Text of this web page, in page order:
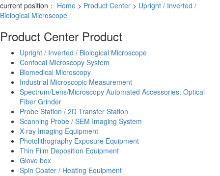
current position： Home > Product Center > Upright / Inverted /
Biological Microscope
Product Center Product
Upright / Inverted / Biological Microscope
Confocal Microscopy System
Biomedical Microscopy
Industrial Microscopic Measurement
Spectrum/Lens/Microscopy Automated Accessories: Optical
Fiber Grinder
Probe Station / 2D Transfer Station
Scanning Probe / SEM Imaging System
X-ray Imaging Equipment
Photolithography Exposure Equipment
Thin Film Deposition Equipment
Glove box
Spin Coater / Heating Equipment